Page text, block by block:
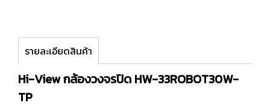
รายละเอียดสินค้า
Hi-View กล้องวงจรปิด HW-33ROBOT30W-
TP